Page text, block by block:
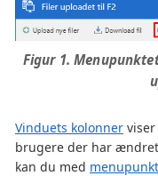
Figur 1.
Vinduets kolonner
brugere der har
kan du med